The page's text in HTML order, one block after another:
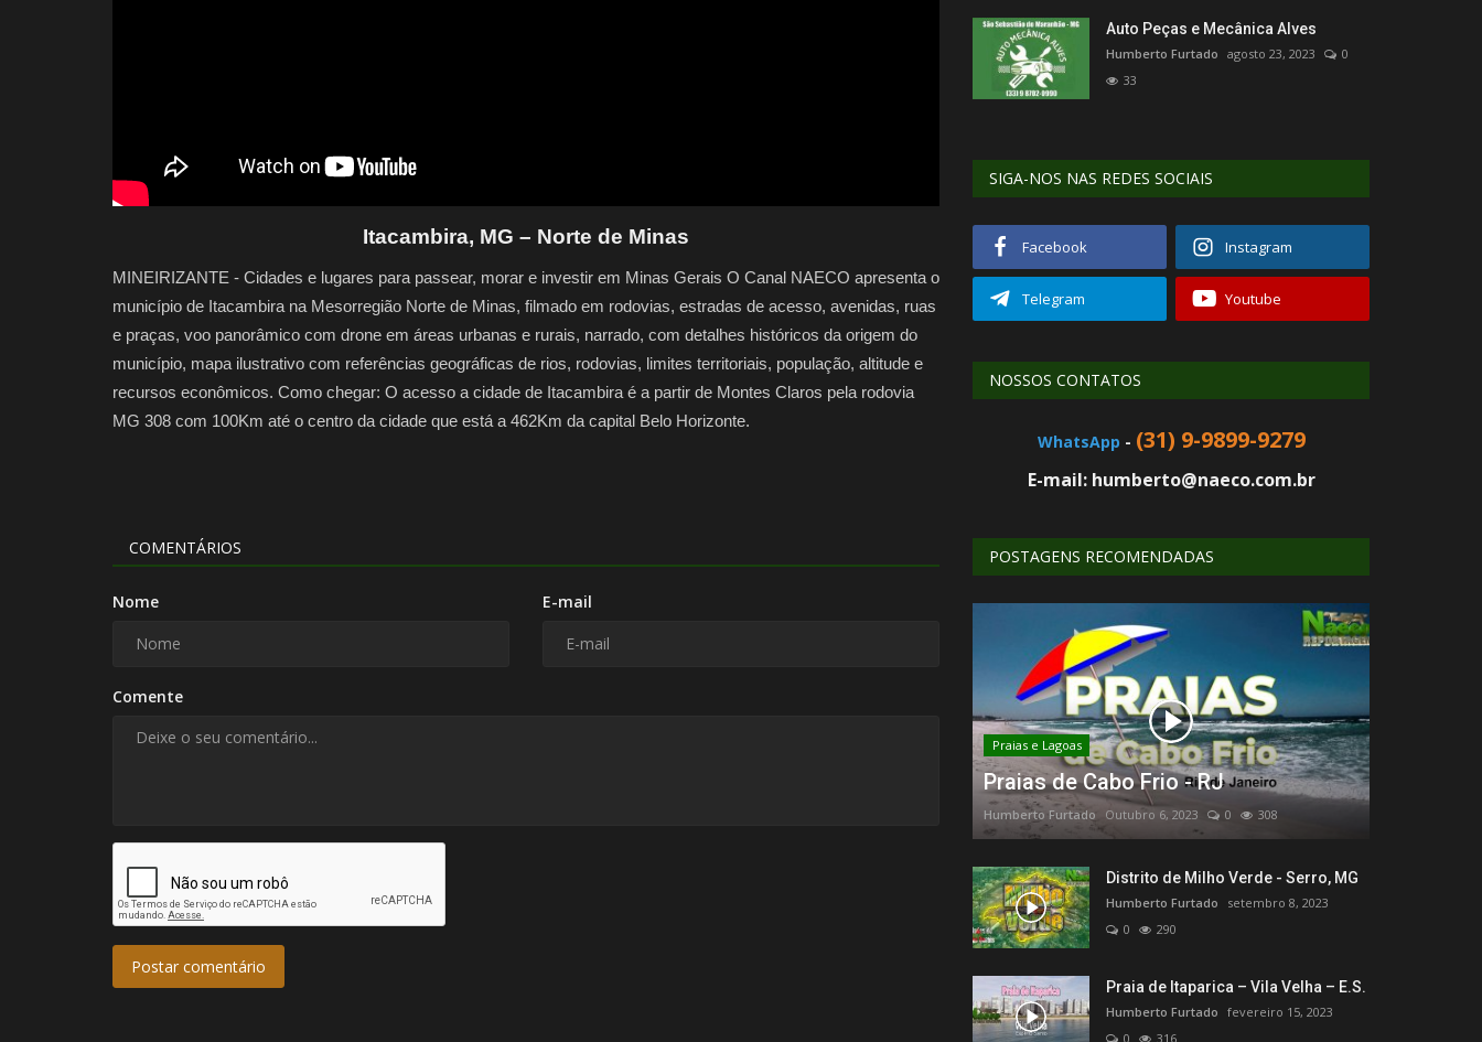
Itacambira, MG – Norte de Minas
MINEIRIZANTE - Cidades e lugares para passear, morar e investir em Minas Gerais O Canal NAECO apresenta o
município de Itacambira na Mesorregião Norte de Minas, filmado em rodovias, estradas de acesso, avenidas, ruas
e praças, voo panorâmico com drone em áreas urbanas e rurais, narrado, com detalhes históricos da origem do
município, mapa ilustrativo com referências geográficas de rios, rodovias, limites territoriais, população, altitude e
recursos econômicos. Como chegar: O acesso a cidade de Itacambira é a partir de Montes Claros pela rodovia
MG 308 com 100Km até o centro da cidade que está a 462Km da capital Belo Horizonte.
COMENTÁRIOS
Nome E-mail
Comente
Postar comentário
Auto Peças e Mecânica Alves
Humberto Furtado agosto 23, 2023
0
33
SIGA-NOS NAS REDES SOCIAIS
Facebook Instagram
Telegram Youtube
NOSSOS CONTATOS
WhatsApp - (31) 9-9899-9279
E-mail: humberto@naeco.com.br
POSTAGENS RECOMENDADAS
Praias e Lagoas
Praias de Cabo Frio - RJ
Humberto Furtado Outubro 6, 2023 0 308
Distrito de Milho Verde - Serro, MG
Humberto Furtado
setembro 8, 2023
0
290
Praia de Itaparica – Vila Velha – E.S.
Humberto Furtado fevereiro 15, 2023
0
316